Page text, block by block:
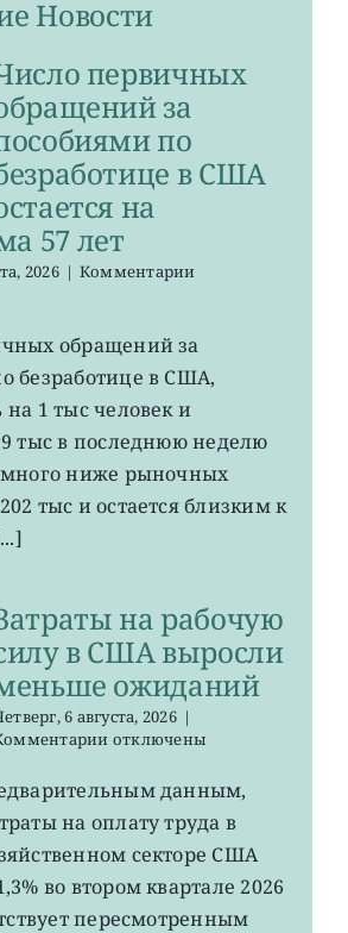
Новости
первичных
за
по
в США
на
57 лет
2026 | Комментариик
первичных
за
безработице
в
остается
лет
обращений за
безработице в США,
1 тыс человек и
тыс в последнюю неделю
ниже рыночных
тыс и остается близким к
на рабочую
в США выросли
ожиданий
6 августа, 2026 |
к
Затраты
рабочую
силу
США
выросли
отключены
данным,
на оплату труда в
секторе США
во втором квартале 2026
пересмотренным